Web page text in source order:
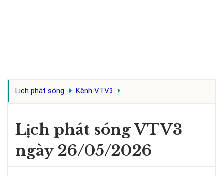
Lịch phát sóng Kênh VTV3
Lịch phát sóng VTV3
ngày 26/05/2026